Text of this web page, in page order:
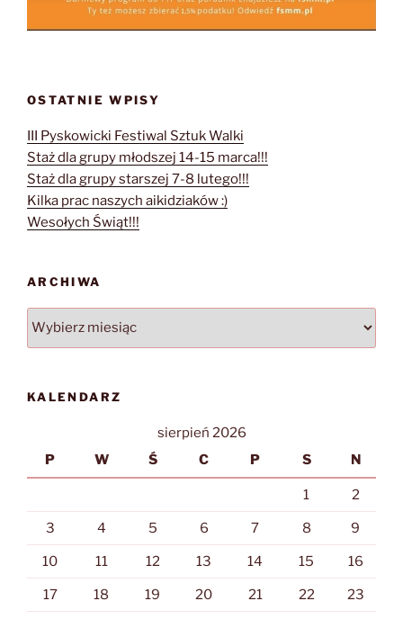
OSTATNIE WPISY
III Pyskowicki Festiwal Sztuk Walki
Staż dla grupy młodszej 14-15 marca!!!
Staż dla grupy starszej 7-8 lutego!!!
Kilka prac naszych aikidziaków :)
Wesołych Świąt!!!
ARCHIWA
Archiwa
KALENDARZ
sierpień 2026
P
W Ś C P S N
1 2
3 4 5 6 7 8 9
10 11 12 13 14 15 16
17 18 19 20 21 22 23